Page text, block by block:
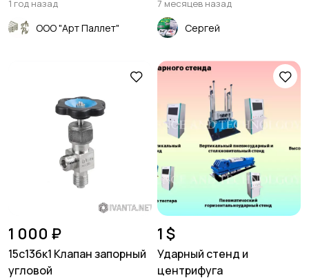
1 год назад
ООО "Арт Паллет"
7 месяцев назад
Сергей
1 000 ₽
15с13бк1 Клапан запорный
угловой
1 $
Ударный стенд и
центрифуга